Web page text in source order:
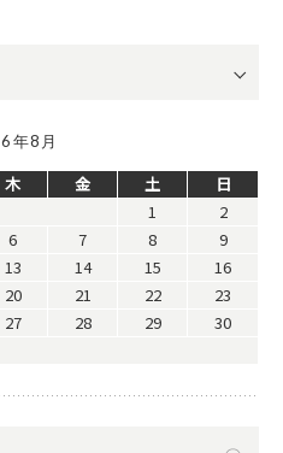
年8月
木 金 土
日
1
2
6 7 8
9
13 14 15
16
20 21 22
23
27 28 29
30